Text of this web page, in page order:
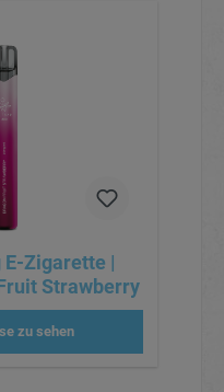
E-Zigarette |
Strawberry
zu sehen